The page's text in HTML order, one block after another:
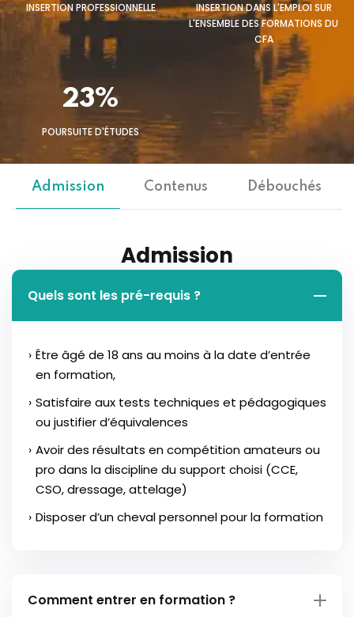
INSERTION PROFESSIONNELLE
INSERTION DANS L'EMPLOI SUR
L'ENSEMBLE DES FORMATIONS DU
CFA
23%
POURSUITE D'ÉTUDES
Admission Contenus Débouchés
Admission
Quels sont les pré-requis ?
Être âgé de 18 ans au moins à la date d’entrée
en formation,
Satisfaire aux tests techniques et pédagogiques
ou justifier d’équivalences
Avoir des résultats en compétition amateurs ou
pro dans la discipline du support choisi (CCE,
CSO, dressage, attelage)
Disposer d’un cheval personnel pour la formation
Comment entrer en formation ?